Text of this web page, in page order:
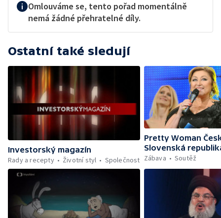
Omlouváme se, tento pořad momentálně
nemá žádné přehratelné díly.
Ostatní také sledují
Investorský magazín
Rady a recepty
Životní styl Společnost
Pretty Woman
Slovenská
Zábava
Soutěž